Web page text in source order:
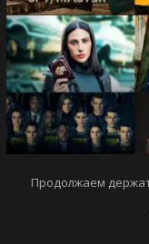
Продолжаем